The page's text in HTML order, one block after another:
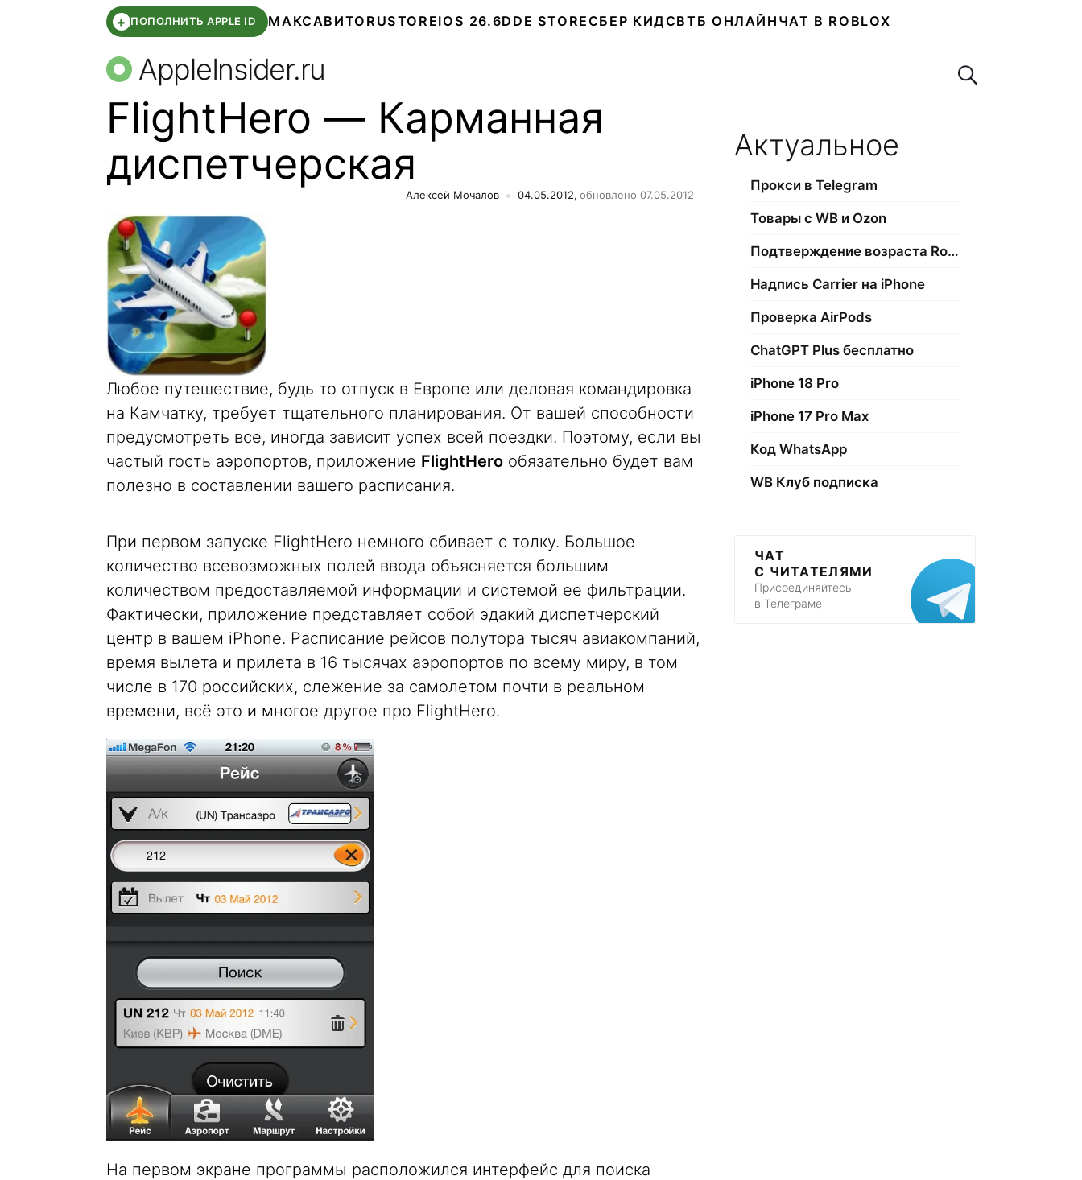
+ ПОПОЛНИТЬ APPLE ID МАКСАВИТО RUSTOREIOS 26.6DDE STORE СБЕР КИДСВТБ ОНЛАЙН ЧАТ В ROBLOX
AppleInsider.ru Поиск по сайту
FlightHero — Карманная
диспетчерская
Алексей Мочалов 04.05.2012, обновлено 07.05.2012
Любое путешествие, будь то отпуск в Европе или деловая командировка
на Камчатку, требует тщательного планирования. От вашей способности
предусмотреть все, иногда зависит успех всей поездки. Поэтому, если вы
частый гость аэропортов, приложение FlightHero обязательно будет вам
полезно в составлении вашего расписания.
При первом запуске FlightHero немного сбивает с толку. Большое
количество всевозможных полей ввода объясняется большим
количеством предоставляемой информации и системой ее фильтрации.
Фактически, приложение представляет собой эдакий диспетчерский
центр в вашем iPhone. Расписание рейсов полутора тысяч авиакомпаний,
время вылета и прилета в 16 тысячах аэропортов по всему миру, в том
числе в 170 российских, слежение за самолетом почти в реальном
времени, всё это и многое другое про FlightHero.
На первом экране программы расположился интерфейс для поиска
Актуальное
Прокси в Telegram
Товары с WB и Ozon
Подтверждение возраста Roblox
Надпись Carrier на iPhone
Проверка AirPods
ChatGPT Plus бесплатно
iPhone 18 Pro
iPhone 17 Pro Max
Код WhatsApp
WB Клуб подписка
ЧАТ
С ЧИТАТЕЛЯМИ
Присоединяйтесь
в Телеграме